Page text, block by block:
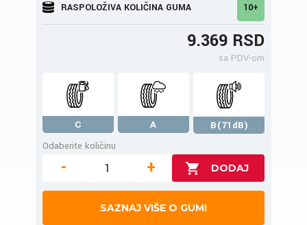
RASPOLOŽIVA KOLIČINA GUMA 10+
9.369 RSD
sa PDV-om
C A
B(71dB)
Odaberite količinu
- +
SAZNAJ VIŠE O GUMI